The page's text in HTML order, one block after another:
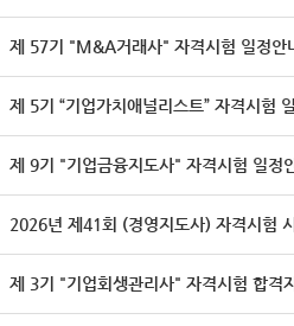
제 57기 "M&A거래사" 자격시험 일정안
제 5기 “기업가치애널리스트” 자격시험
제 9기 "기업금융지도사" 자격시험 일정
2026년 제41회 (경영지도사) 자격시험
제 3기 "기업회생관리사" 자격시험 합격